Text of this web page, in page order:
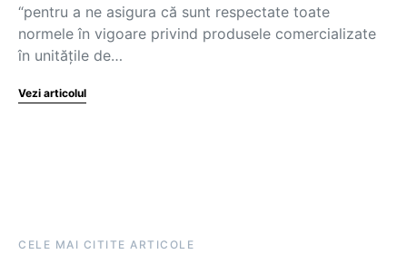
“pentru a ne asigura că sunt respectate toate
normele în vigoare privind produsele comercializate
în unitățile de…
Vezi articolul
CELE MAI CITITE ARTICOLE